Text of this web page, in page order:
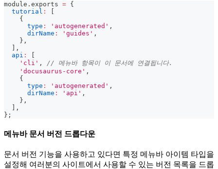
module . exports = {
tutorial :
{
type : 'autogenerated' ,
dirName : 'guides' ,
} ,
,
api :
'cli' ,
// 메뉴바 항목이 이 문서에 연결됩니다.
'docusaurus-core' ,
{
type : 'autogenerated' ,
dirName : 'api' ,
} ,
,
} ;
메뉴바 문서 버전 드롭다운
문서 버전 기능을 사용하고 있다면 특정 메뉴바 아이템 타입을
설정해 여러분의 사이트에서 사용할 수 있는 버전 목록을 드롭